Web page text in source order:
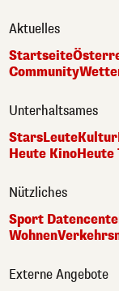
Aktuelles
Startseite
Community
Unterhaltsames
StarsLeuteKultur
Heute KinoHeute
Nützliches
Sport
Wohnen
Externe Angebote